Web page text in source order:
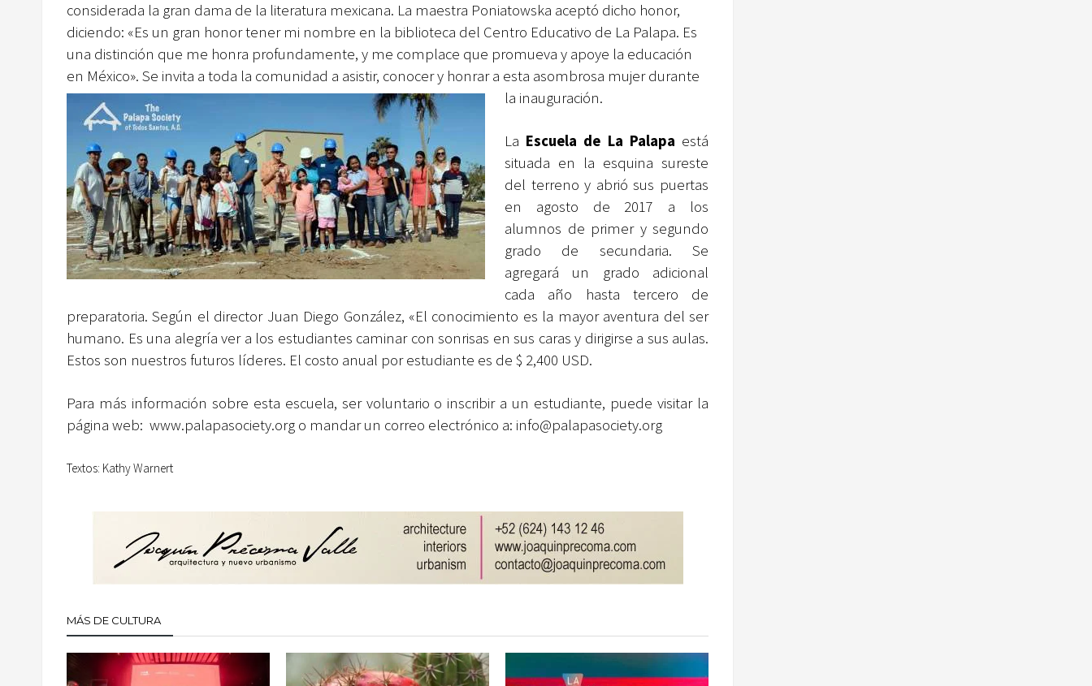
considerada la gran dama de la literatura mexicana. La maestra Poniatowska aceptó dicho honor,
diciendo: «Es un gran honor tener mi nombre en la biblioteca del Centro Educativo de La Palapa. Es
una distinción que me honra profundamente, y me complace que promueva y apoye la educación
en México». Se invita a toda la comunidad a asistir, conocer y honrar a esta asombrosa mujer durante
la inauguración.
La Escuela de La Palapa está
situada en la esquina sureste
del terreno y abrió sus puertas
en agosto de 2017 a los
alumnos de primer y segundo
grado de secundaria. Se
agregará un grado adicional
cada año hasta tercero de
preparatoria. Según el director Juan Diego González, «El conocimiento es la mayor aventura del ser
humano. Es una alegría ver a los estudiantes caminar con sonrisas en sus caras y dirigirse a sus aulas.
Estos son nuestros futuros líderes. El costo anual por estudiante es de $ 2,400 USD.
Para más información sobre esta escuela, ser voluntario o inscribir a un estudiante, puede visitar la
página web: www.palapasociety.org o mandar un correo electrónico a: info@palapasociety.org
Textos: Kathy Warnert
MÁS DE CULTURA